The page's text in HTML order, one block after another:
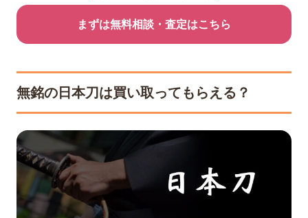
まずは無料相談・査定はこちら
無銘の日本刀は買い取ってもらえる？